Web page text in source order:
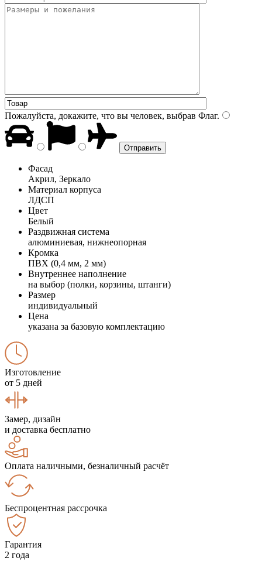
Пожалуйста, докажите, что вы человек, выбрав Флаг.
Фасад
Акрил, Зеркало
Материал корпуса
ЛДСП
Цвет
Белый
Раздвижная система
алюминиевая, нижнеопорная
Кромка
ПВХ (0,4 мм, 2 мм)
Внутреннее наполнение
на выбор (полки, корзины, штанги)
Размер
индивидуальный
Цена
указана за базовую комплектацию
Изготовление
от 5 дней
Замер, дизайн
и доставка бесплатно
Оплата наличными, безналичный расчёт
Беспроцентная рассрочка
Гарантия
2 года